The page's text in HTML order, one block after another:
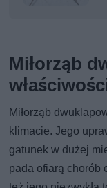
Miłorząb
Miłorząb
klimacie. Jego
gatunek w dużej
pada ofiarą chorób